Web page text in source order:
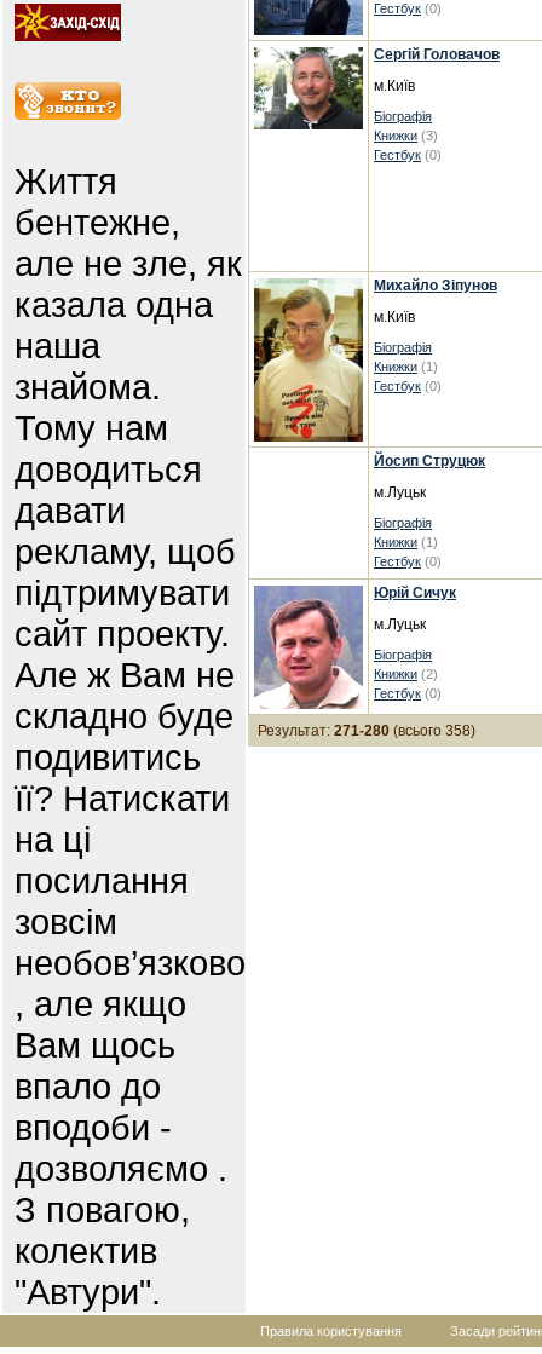
Життя
бентежне,
але не зле, як
казала одна
наша
знайома.
Тому нам
доводиться
давати
рекламу, щоб
підтримувати
сайт проекту.
Але ж Вам не
складно буде
подивитись
її? Натискати
на ці
посилання
зовсім
необов’язково
, але якщо
Вам щось
впало до
вподоби -
дозволяємо .
З повагою,
колектив
"Автури".
Гестбук (0)
Сергій Головачов
м.Київ
Біографія
Книжки (3)
Гестбук (0)
Михайло Зіпунов
м.Київ
Біографія
Книжки (1)
Гестбук (0)
Йосип Струцюк
м.Луцьк
Біографія
Книжки (1)
Гестбук (0)
Юрій Сичук
м.Луцьк
Біографія
Книжки (2)
Гестбук (0)
Результат: 271-280 (всього 358)
Правила користування Засади